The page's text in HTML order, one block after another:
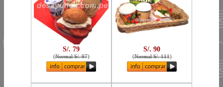
S/. 79
(Normal S/. 97)
S/. 90
(Normal S/. 111)